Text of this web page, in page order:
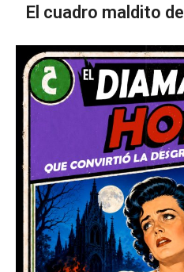
El cuadro maldito